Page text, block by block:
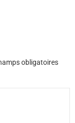
obligatoires